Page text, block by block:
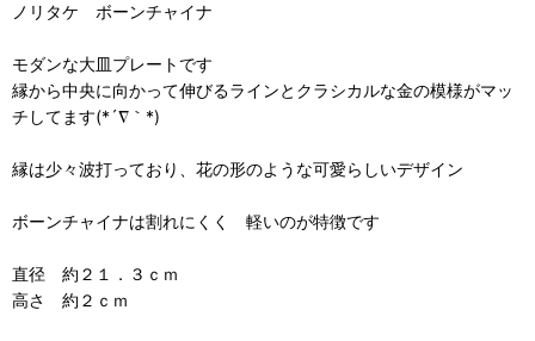
ノリタケ ボーンチャイナ
モダンな大皿プレートです
縁から中央に向かって伸びるラインとクラシカルな金の模様がマッ
チしてます(*´∇｀*)
縁は少々波打っており、花の形のような可愛らしいデザイン
ボーンチャイナは割れにくく 軽いのが特徴です
直径 約２１．３ｃｍ
高さ 約２ｃｍ